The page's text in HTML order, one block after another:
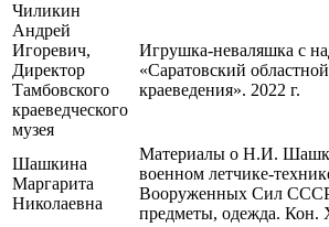
Чиликин
Андрей
Игоревич,
Директор
Тамбовского
краеведческого
музея
Игрушка-неваляшка с
«Саратовский
краеведения». 2022 г.
Шашкина
Маргарита
Николаевна
Материалы о Н.И.
военном летчике-
Вооруженных Сил
предметы, одежда. Кон.